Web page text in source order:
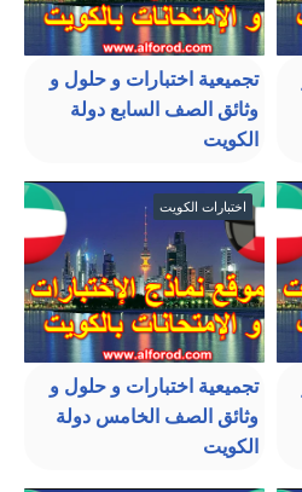
تجميعية اختبارات و حلول و
وثائق الصف السابع دولة
الكويت
اختبارات الكويت
تجميعية اختبارات و حلول و
وثائق الصف الخامس دولة
الكويت